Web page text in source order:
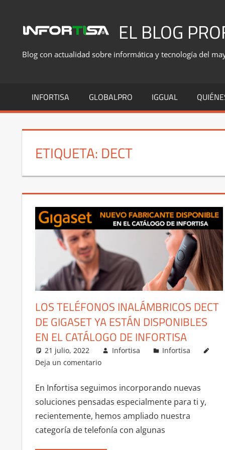
contenido
EL BLOG
Blog con actualidad sobre informática y tecnología del
INFORTISA GLOBALPRO IGGUAL
ETIQUETA: DECT
LOS TELÉFONOS INALÁMBRICOS DECT
DE GIGASET YA ESTÁN DISPONIBLES
EN EL CATÁLOGO DE INFORTISA
21 julio, 2022 Infortisa
Infortisa
Deja un comentario
En Infortisa seguimos incorporando nuevas
soluciones pensadas especialmente para ti y,
recientemente, hemos ampliado nuestra
categoría de telefonía con algunas